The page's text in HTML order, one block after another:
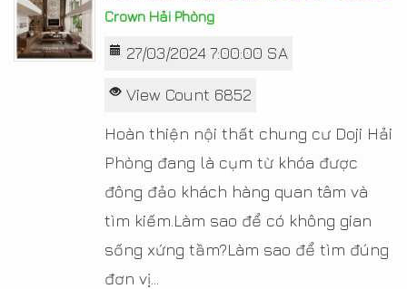
Crown Hải Phòng
27/03/2024 7:00:00 SA
View Count 6852
Hoàn thiện nội thất chung cư Doji Hải
Phòng đang là cụm từ khóa được
đông đảo khách hàng quan tâm và
tìm kiếm.Làm sao để có không gian
sống xứng tầm?Làm sao để tìm đúng
đơn vị...